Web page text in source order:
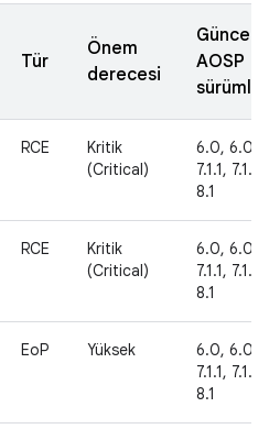
Tür
Önem
derecesi
AOSP
RCE
Kritik
(Critical)
6.0,
7.1.1,
8.1
RCE
Kritik
(Critical)
6.0,
7.1.1,
8.1
EoP Yüksek
6.0,
7.1.1,
8.1